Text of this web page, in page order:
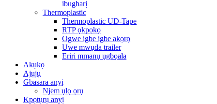
ibugharị
Thermoplastic
Thermoplastic UD-Tape
RTP ọkpọkọ
Ogwe igbe igbe akọrọ
Uwe mwụda trailer
Eriri mmanụ ụgbọala
Akụkọ
Ajụjụ
Gbasara anyị
Njem ụlọ ọrụ
Kpọtụrụ anyị